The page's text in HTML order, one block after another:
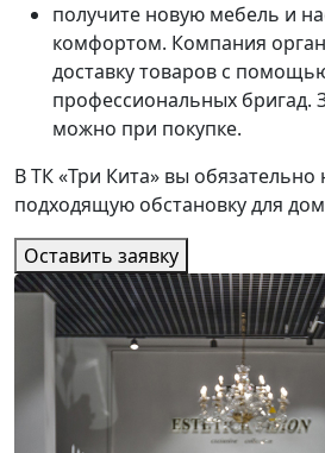
получите новую мебель и
комфортом. Компания
доставку товаров с
профессиональных бригад.
можно при покупке.
В ТК «Три Кита» вы обязательно
подходящую обстановку для
Оставить заявку